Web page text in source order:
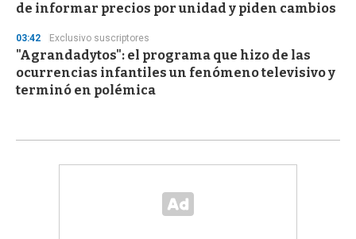
de informar precios por unidad y piden cambios
03:42 Exclusivo suscriptores
"Agrandadytos": el programa que hizo de las
ocurrencias infantiles un fenómeno televisivo y
terminó en polémica